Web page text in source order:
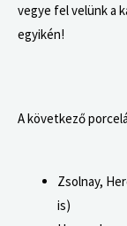
vegye fel velünk a
egyikén!
A következő
Zsolnay,
is)